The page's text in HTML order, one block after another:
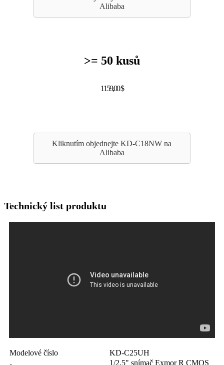
Alibaba
>= 50 kusů
1159,00 $
Kliknutím objednejte KD-C18NW na
Alibaba
Technický list produktu
Modelové číslo
KD-C25UH
1/2,5" snímač Exmor R CMOS